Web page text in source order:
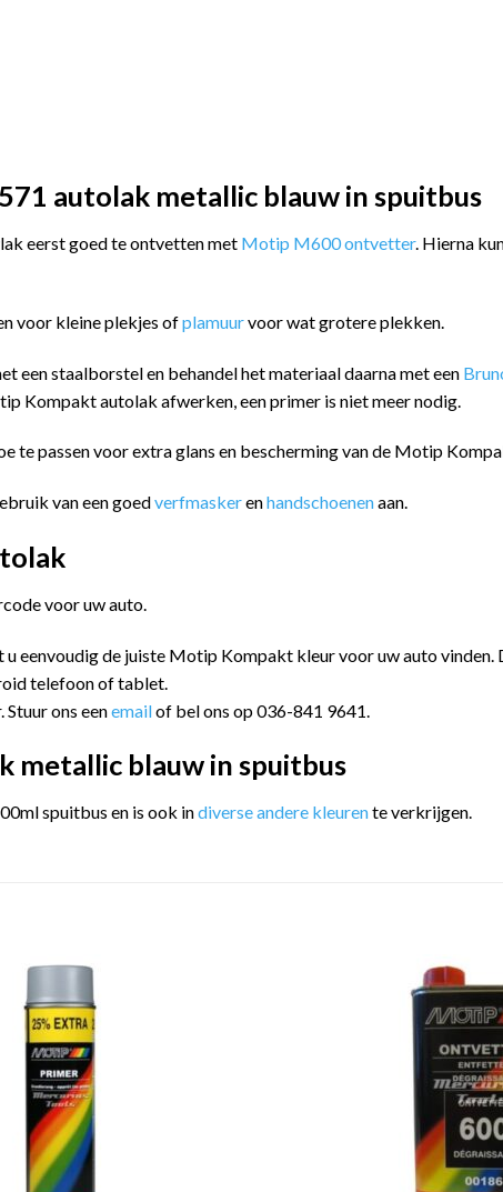
autolak metallic blauw in spuitbus
eerst goed te ontvetten met Motip M600 ontvetter. Hierna
voor kleine plekjes ofplamuurvoor wat grotere plekken.
een staalborstel en behandel het materiaal daarna met een
Kompakt autolak afwerken, een primer is niet meer nodig.
te passen voor extra glans en bescherming van de Motip
van een goedverfmaskerenhandschoenenaan.
voor uw auto.
eenvoudig de juiste Motip Kompakt kleur voor uw auto vinden.
telefoon of tablet.
ons eenemailof bel ons op 036-841 9641.
metallic blauw in spuitbus
spuitbus en is ook indiverse andere kleurente verkrijgen.